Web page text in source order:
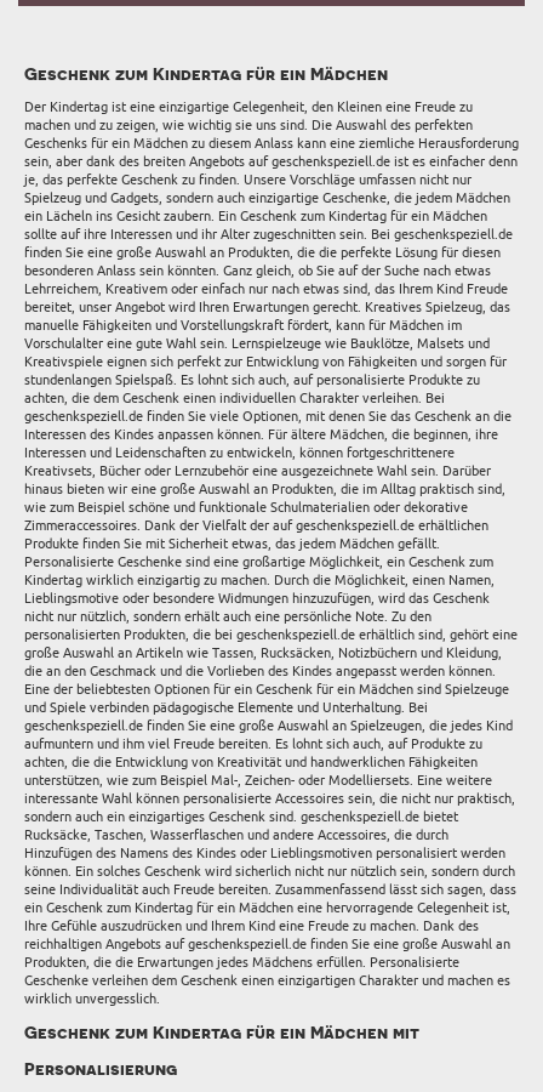
Geschenk zum Kindertag für ein Mädchen
Der Kindertag ist eine einzigartige Gelegenheit, den Kleinen eine Freude zu
machen und zu zeigen, wie wichtig sie uns sind. Die Auswahl des perfekten
Geschenks für ein Mädchen zu diesem Anlass kann eine ziemliche Herausforderung
sein, aber dank des breiten Angebots auf geschenkspeziell.de ist es einfacher denn
je, das perfekte Geschenk zu finden. Unsere Vorschläge umfassen nicht nur
Spielzeug und Gadgets, sondern auch einzigartige Geschenke, die jedem Mädchen
ein Lächeln ins Gesicht zaubern. Ein Geschenk zum Kindertag für ein Mädchen
sollte auf ihre Interessen und ihr Alter zugeschnitten sein. Bei geschenkspeziell.de
finden Sie eine große Auswahl an Produkten, die die perfekte Lösung für diesen
besonderen Anlass sein könnten. Ganz gleich, ob Sie auf der Suche nach etwas
Lehrreichem, Kreativem oder einfach nur nach etwas sind, das Ihrem Kind Freude
bereitet, unser Angebot wird Ihren Erwartungen gerecht. Kreatives Spielzeug, das
manuelle Fähigkeiten und Vorstellungskraft fördert, kann für Mädchen im
Vorschulalter eine gute Wahl sein. Lernspielzeuge wie Bauklötze, Malsets und
Kreativspiele eignen sich perfekt zur Entwicklung von Fähigkeiten und sorgen für
stundenlangen Spielspaß. Es lohnt sich auch, auf personalisierte Produkte zu
achten, die dem Geschenk einen individuellen Charakter verleihen. Bei
geschenkspeziell.de finden Sie viele Optionen, mit denen Sie das Geschenk an die
Interessen des Kindes anpassen können. Für ältere Mädchen, die beginnen, ihre
Interessen und Leidenschaften zu entwickeln, können fortgeschrittenere
Kreativsets, Bücher oder Lernzubehör eine ausgezeichnete Wahl sein. Darüber
hinaus bieten wir eine große Auswahl an Produkten, die im Alltag praktisch sind,
wie zum Beispiel schöne und funktionale Schulmaterialien oder dekorative
Zimmeraccessoires. Dank der Vielfalt der auf geschenkspeziell.de erhältlichen
Produkte finden Sie mit Sicherheit etwas, das jedem Mädchen gefällt.
Personalisierte Geschenke sind eine großartige Möglichkeit, ein Geschenk zum
Kindertag wirklich einzigartig zu machen. Durch die Möglichkeit, einen Namen,
Lieblingsmotive oder besondere Widmungen hinzuzufügen, wird das Geschenk
nicht nur nützlich, sondern erhält auch eine persönliche Note. Zu den
personalisierten Produkten, die bei geschenkspeziell.de erhältlich sind, gehört eine
große Auswahl an Artikeln wie Tassen, Rucksäcken, Notizbüchern und Kleidung,
die an den Geschmack und die Vorlieben des Kindes angepasst werden können.
Eine der beliebtesten Optionen für ein Geschenk für ein Mädchen sind Spielzeuge
und Spiele verbinden pädagogische Elemente und Unterhaltung. Bei
geschenkspeziell.de finden Sie eine große Auswahl an Spielzeugen, die jedes Kind
aufmuntern und ihm viel Freude bereiten. Es lohnt sich auch, auf Produkte zu
achten, die die Entwicklung von Kreativität und handwerklichen Fähigkeiten
unterstützen, wie zum Beispiel Mal-, Zeichen- oder Modelliersets. Eine weitere
interessante Wahl können personalisierte Accessoires sein, die nicht nur praktisch,
sondern auch ein einzigartiges Geschenk sind. geschenkspeziell.de bietet
Rucksäcke, Taschen, Wasserflaschen und andere Accessoires, die durch
Hinzufügen des Namens des Kindes oder Lieblingsmotiven personalisiert werden
können. Ein solches Geschenk wird sicherlich nicht nur nützlich sein, sondern durch
seine Individualität auch Freude bereiten. Zusammenfassend lässt sich sagen, dass
ein Geschenk zum Kindertag für ein Mädchen eine hervorragende Gelegenheit ist,
Ihre Gefühle auszudrücken und Ihrem Kind eine Freude zu machen. Dank des
reichhaltigen Angebots auf geschenkspeziell.de finden Sie eine große Auswahl an
Produkten, die die Erwartungen jedes Mädchens erfüllen. Personalisierte
Geschenke verleihen dem Geschenk einen einzigartigen Charakter und machen es
wirklich unvergesslich.
Geschenk zum Kindertag für ein Mädchen mit
Personalisierung